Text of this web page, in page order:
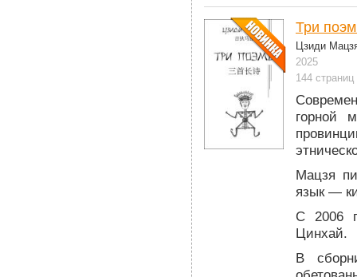
Три
Цзиди
2025
144 страниц
горной
Мацзя
язык —
С 2006
Цинхай.
В